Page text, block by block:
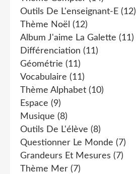
Outils De L'enseignant-E (12)
Thème Noël (12)
Album J'aime La Galette (11)
Différenciation (11)
Géométrie (11)
Vocabulaire (11)
Thème Alphabet (10)
Espace (9)
Musique (8)
Outils De L'élève (8)
Questionner Le Monde (7)
Grandeurs Et Mesures (7)
Thème Mer (7)